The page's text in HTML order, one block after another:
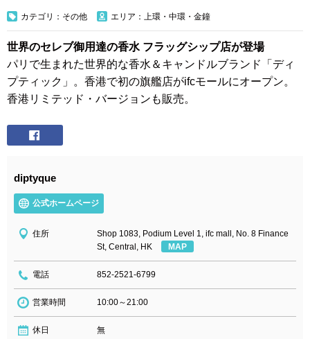
カテゴリ：その他 エリア：上環・中環・金鐘
世界のセレブ御用達の香水 フラッグシップ店が登場
パリで生まれた世界的な香水＆キャンドルブランド「ディ
プティック」。香港で初の旗艦店がifcモールにオープン。
香港リミテッド・バージョンも販売。
diptyque
公式ホームページ
住所
Shop 1083, Podium Level 1, ifc mall, No. 8 Finance
St, Central, HK
MAP
電話 852-2521-6799
営業時間 10:00～21:00
休日 無